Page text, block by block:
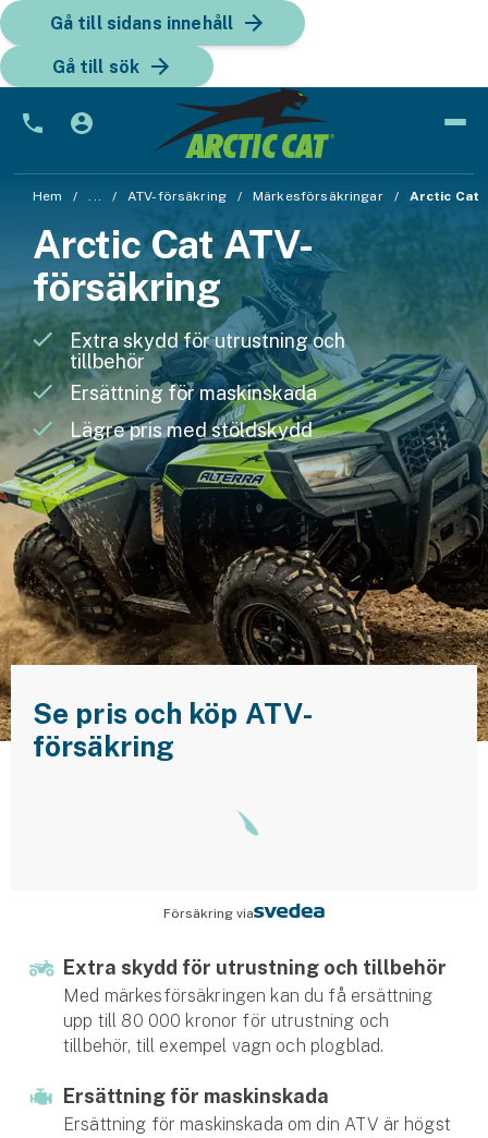
Gå till sidans innehåll
Gå till sök
Bil
Bilförsäkring
Bilförsäkring för företag
Fordon
Snöskoterförsäkring
ATV-försäkring
Släpvagnsförsäkring
Husvagnsförsäkring
Motorcykel
Mc-försäkring
Märkesförsäkringar
Båtförsäkring
Hundförsäkring
Jakthundsförsäkring
Kattförsäkring
Hem ... ATV-försäkring Märkesförsäkringar Arctic Cat
Arctic Cat ATV-
försäkring
Extra skydd för utrustning och
tillbehör
Ersättning för maskinskada
Lägre pris med stöldskydd
Se pris och köp ATV-
försäkring
Försäkring via
Extra skydd för utrustning och tillbehör
Med märkesförsäkringen kan du få ersättning
upp till 80 000 kronor för utrustning och
tillbehör, till exempel vagn och plogblad.
Ersättning för maskinskada
Ersättning för maskinskada om din ATV är högst